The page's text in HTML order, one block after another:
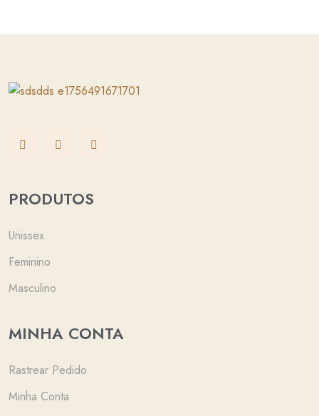
PRODUTOS
Unissex
Feminino
Masculino
MINHA CONTA
Rastrear Pedido
Minha Conta